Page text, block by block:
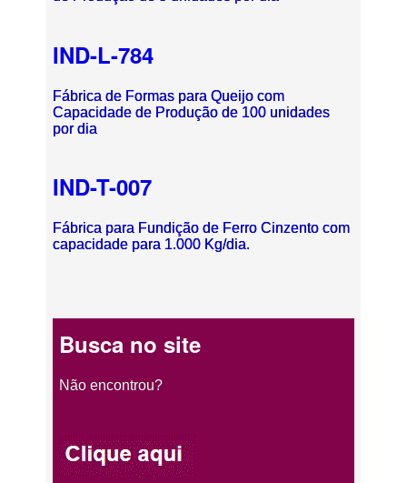
IND-L-784
Fábrica de Formas para Queijo com
Capacidade de Produção de 100 unidades
por dia
IND-T-007
Fábrica para Fundição de Ferro Cinzento com
capacidade para 1.000 Kg/dia.
Busca no site
Não encontrou?